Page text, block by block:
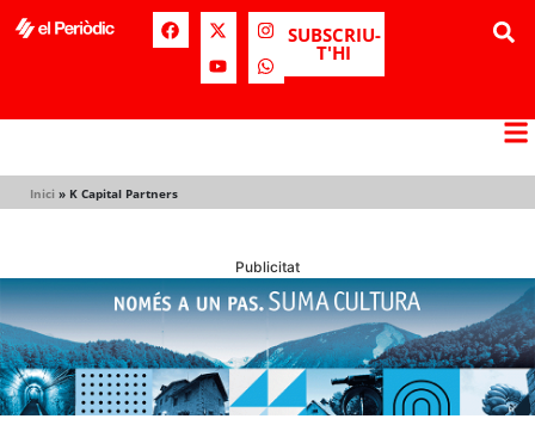
SUBSCRIU-
T'HI
Inici » K Capital Partners
Publicitat